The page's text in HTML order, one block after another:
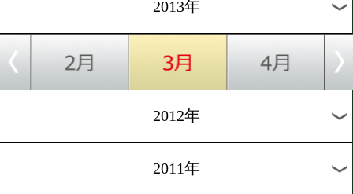
2016年
2015年
2014年